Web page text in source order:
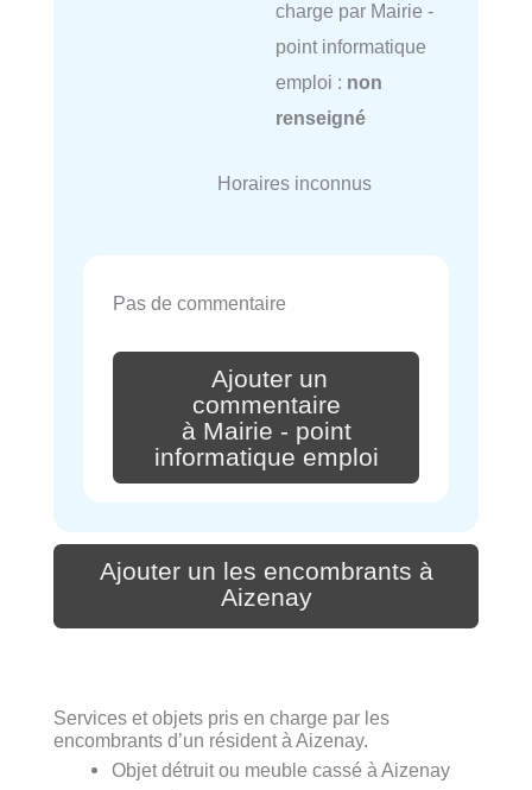
charge par Mairie -
point informatique
emploi : non
renseigné
Horaires inconnus
Pas de commentaire
Ajouter un
commentaire
à Mairie - point
informatique emploi
Ajouter un les encombrants à
Aizenay
Services et objets pris en charge par les
encombrants d’un résident à Aizenay.
Objet détruit ou meuble cassé à Aizenay